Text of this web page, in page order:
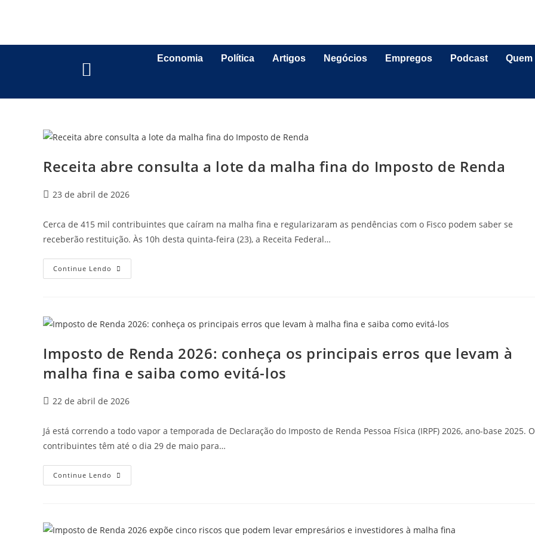
Economia Política Artigos Negócios Empregos Podcast
Receita abre consulta a lote da malha fina do Imposto de Renda
23 de abril de 2026
Cerca de 415 mil contribuintes que caíram na malha fina e regularizaram as pendências com o Fisco podem saber se
receberão restituição. Às 10h desta quinta-feira (23), a Receita Federal…
Continue Lendo
Imposto de Renda 2026: conheça os principais erros que levam à
malha fina e saiba como evitá-los
22 de abril de 2026
Já está correndo a todo vapor a temporada de Declaração do Imposto de Renda Pessoa Física (IRPF) 2026, ano-base 2025.
contribuintes têm até o dia 29 de maio para…
Continue Lendo